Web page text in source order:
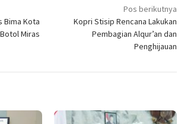
Bima Kota
Miras
Pos berikutnya
Kopri Stisip Rencana Lakukan
Pembagian Alqur’an dan
Penghijauan